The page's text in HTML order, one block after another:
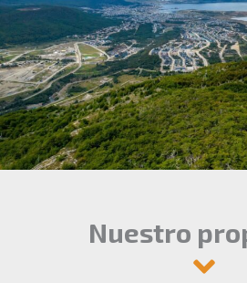
Nuestro